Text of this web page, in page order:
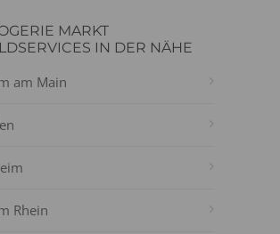
MARKT
IN DER NÄHE
am Main
Rhein